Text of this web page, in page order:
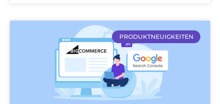
PRODUKTNEUIGKEITEN